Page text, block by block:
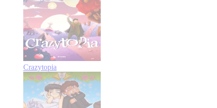
Crazytopia